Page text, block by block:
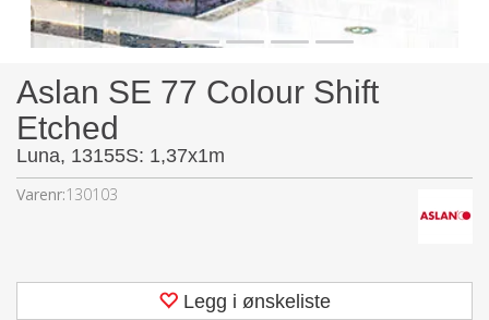
Aslan SE 77 Colour Shift
Etched
Luna, 13155S: 1,37x1m
Varenr:130103
Legg i ønskeliste